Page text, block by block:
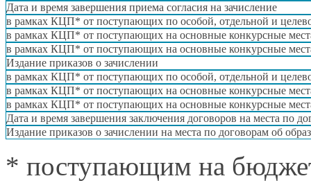
Дата и время завершения приема согласия на зачисление
в рамках КЦП* от поступающих по особой, отдельной и
в рамках КЦП* от поступающих на основные конкурсные
в рамках КЦП* от поступающих на основные конкурсные
Издание приказов о зачислении
в рамках КЦП* от поступающих по особой, отдельной и
в рамках КЦП* от поступающих на основные конкурсные
в рамках КЦП* от поступающих на основные конкурсные
Дата и время завершения заключения договоров на места по
Издание приказов о зачислении на места по договорам об
* поступающим на